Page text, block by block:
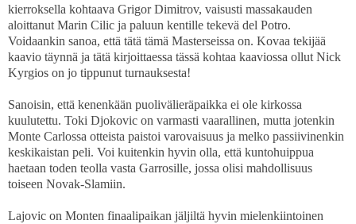
kierroksella kohtaava Grigor Dimitrov, vaisusti massakauden
aloittanut Marin Cilic ja paluun kentille tekevä del Potro.
Voidaankin sanoa, että tätä tämä Masterseissa on. Kovaa tekijää
kaavio täynnä ja tätä kirjoittaessa tässä kohtaa kaaviossa ollut Nick
Kyrgios on jo tippunut turnauksesta!
Sanoisin, että kenenkään puolivälieräpaikka ei ole kirkossa
kuulutettu. Toki Djokovic on varmasti vaarallinen, mutta jotenkin
Monte Carlossa otteista paistoi varovaisuus ja melko passiivinenkin
keskikaistan peli. Voi kuitenkin hyvin olla, että kuntohuippua
haetaan toden teolla vasta Garrosille, jossa olisi mahdollisuus
toiseen Novak-Slamiin.
Lajovic on Monten finaalipaikan jäljiltä hyvin mielenkiintoinen